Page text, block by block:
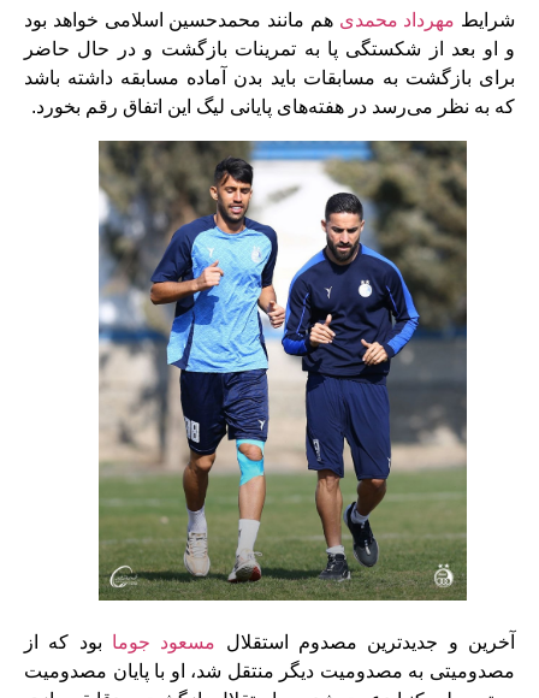
شرایط مهرداد محمدی هم مانند محمدحسین اسلامی خواهد بود
و او بعد از شکستگی پا به تمرینات بازگشت و در حال حاضر
برای بازگشت به مسابقات باید بدن آماده مسابقه داشته باشد
که به نظر می‌رسد در هفته‌های پایانی لیگ این اتفاق رقم بخورد.
آخرین و جدید‌ترین مصدوم استقلال مسعود جوما بود که از
مصدومیتی به مصدومیت دیگر منتقل شد، او با پایان مصدومیت